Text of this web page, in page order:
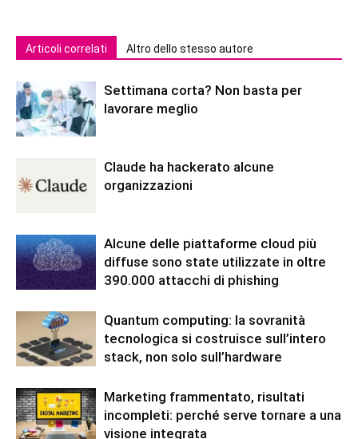
Articoli correlati Altro dello stesso autore
Settimana corta? Non basta per
lavorare meglio
Claude ha hackerato alcune
organizzazioni
Alcune delle piattaforme cloud più
diffuse sono state utilizzate in oltre
390.000 attacchi di phishing
Quantum computing: la sovranità
tecnologica si costruisce sull’intero
stack, non solo sull’hardware
Marketing frammentato, risultati
incompleti: perché serve tornare a una
visione integrata